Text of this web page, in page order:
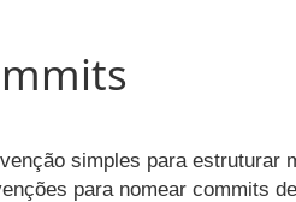
simples para estruturar
para nomear commits